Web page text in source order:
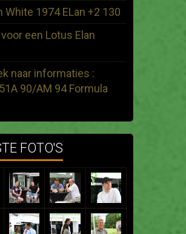
White 1974 ELan +2 130
een Lotus Elan
naar informaties :
90/AM 94 Formula
FOTO'S